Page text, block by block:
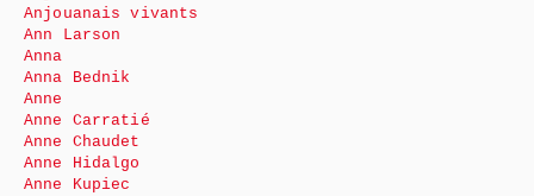
Anjouanais vivants
Ann Larson
Anna
Anna Bednik
Anne
Anne Carratié
Anne Chaudet
Anne Hidalgo
Anne Kupiec